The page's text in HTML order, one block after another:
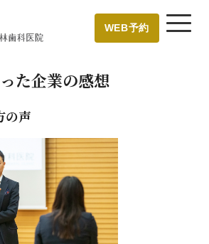
WEB予約
た企業の感想
の声